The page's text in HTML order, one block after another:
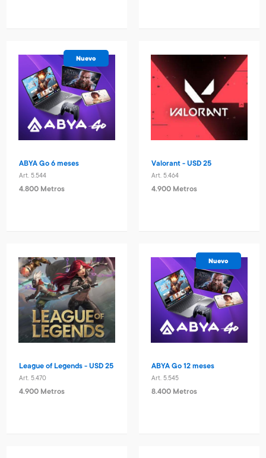
Nuevo
ABYA Go 6 meses
Art. 5.544
4.800 Metros
Valorant - USD 25
Art. 5.464
4.900 Metros
League of Legends - USD 25
Art. 5.470
4.900 Metros
Nuevo
ABYA Go 12 meses
Art. 5.545
8.400 Metros